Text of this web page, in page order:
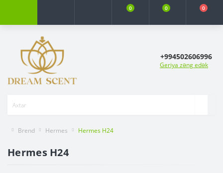
0 0 0
+994502606996
Geriya zəng edək
Brend Hermes Hermes H24
Hermes H24